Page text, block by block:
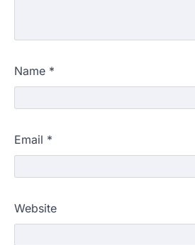
Name *
Email *
Website